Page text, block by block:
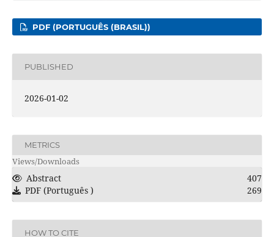
PDF (PORTUGUÊS (BRASIL))
PUBLISHED
2026-01-02
METRICS
Views/Downloads
Abstract
407
PDF (Português )
269
HOW TO CITE